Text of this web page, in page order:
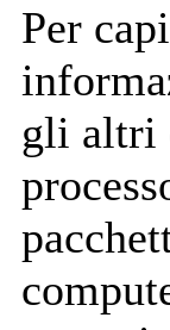
Per
gli altri